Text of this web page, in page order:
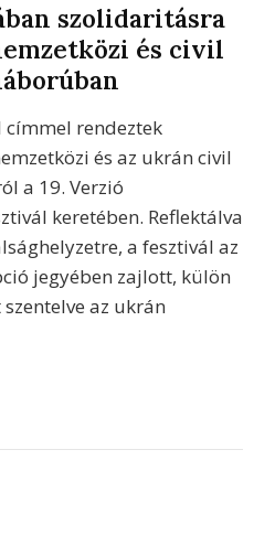
szolidaritásra
és civil
rendeztek
és az ukrán civil
a 19. Verzió
keretében. Reflektálva
a fesztivál az
jegyében zajlott, külön
az ukrán